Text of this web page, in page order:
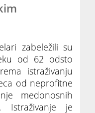
zabeležili su
od 62 odsto
istraživanju
od neprofitne
medonosnih
je